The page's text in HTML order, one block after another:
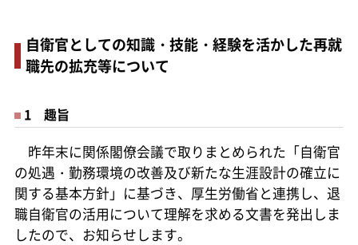
自衛官としての知識・技能・経験を活かした再就
職先の拡充等について
1 趣旨
昨年末に関係閣僚会議で取りまとめられた「自衛官
の処遇・勤務環境の改善及び新たな生涯設計の確立に
関する基本方針」に基づき、厚生労働省と連携し、退
職自衛官の活用について理解を求める文書を発出しま
したので、お知らせします。